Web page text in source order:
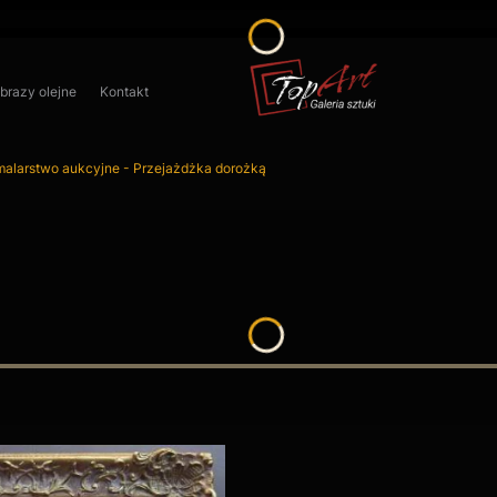
olejne Kontakt
aukcyjne - Przejażdżka dorożką